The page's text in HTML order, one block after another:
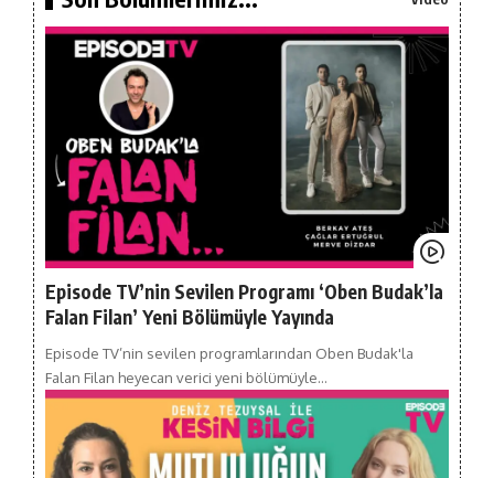
Episode TV’nin Sevilen Programı ‘Oben Budak’la
Falan Filan’ Yeni Bölümüyle Yayında
Episode TV’nin sevilen programlarından Oben Budak'la
Falan Filan heyecan verici yeni bölümüyle…